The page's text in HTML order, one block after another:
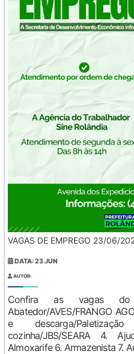
VAGAS DE EMPREGO 23/06/
DATA: 23 JUN
AUTOR:
Confira as vagas
Abatedor/AVES/FRANGO
e descarga/
cozinha/JBS/SEARA 4.
Almoxarife 6. Armazenista 7.